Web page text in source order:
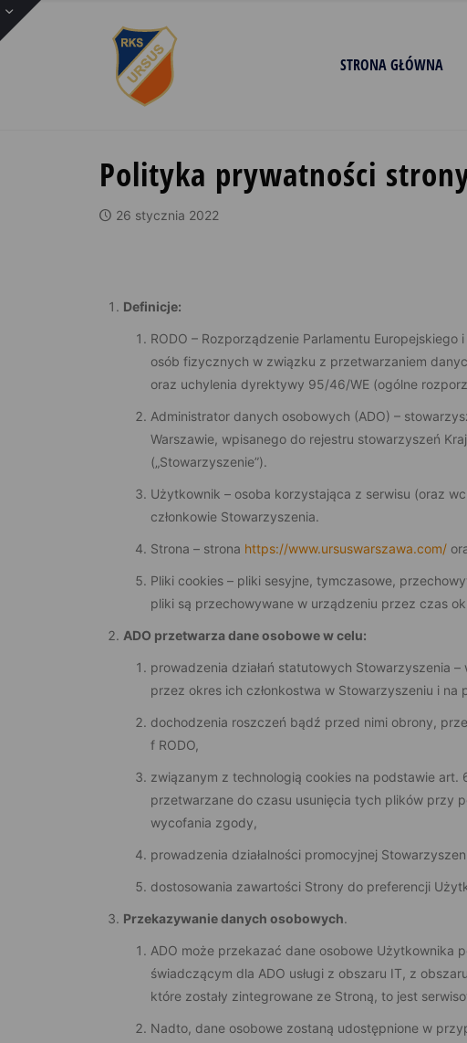
STRONA GŁÓWNA
Polityka prywatności
26 stycznia 2022
Definicje:
RODO – Rozporządzenie Parlamentu
osób fizycznych w związku z przetwarzaniem
oraz uchylenia dyrektywy 95/46/WE (ogólne
Administrator danych osobowych (ADO) –
Warszawie, wpisanego do rejestru stowarzyszeń
(„Stowarzyszenie”).
Użytkownik – osoba korzystająca z serwisu (oraz
członkowie Stowarzyszenia.
Strona – strona https://www.ursuswarszawa.com/
Pliki cookies – pliki sesyjne, tymczasowe,
pliki są przechowywane w urządzeniu przez czas
ADO przetwarza dane osobowe w celu:
prowadzenia działań statutowych Stowarzyszenia
przez okres ich członkostwa w Stowarzyszeniu i na
dochodzenia roszczeń bądź przed nimi obrony,
f RODO,
związanym z technologią cookies na podstawie art.
przetwarzane do czasu usunięcia tych plików przy
wycofania zgody,
prowadzenia działalności promocyjnej
dostosowania zawartości Strony do preferencji
Przekazywanie danych osobowych.
ADO może przekazać dane osobowe Użytkownika
świadczącym dla ADO usługi z obszaru IT, z
które zostały zintegrowane ze Stroną, to jest
Nadto, dane osobowe zostaną udostępnione w